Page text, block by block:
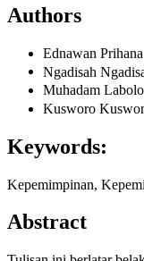
Authors
Ednawan Prihana
Ngadisah
Muhadam Labolo
Kusworo
Keywords:
Kepemimpinan,
Abstract